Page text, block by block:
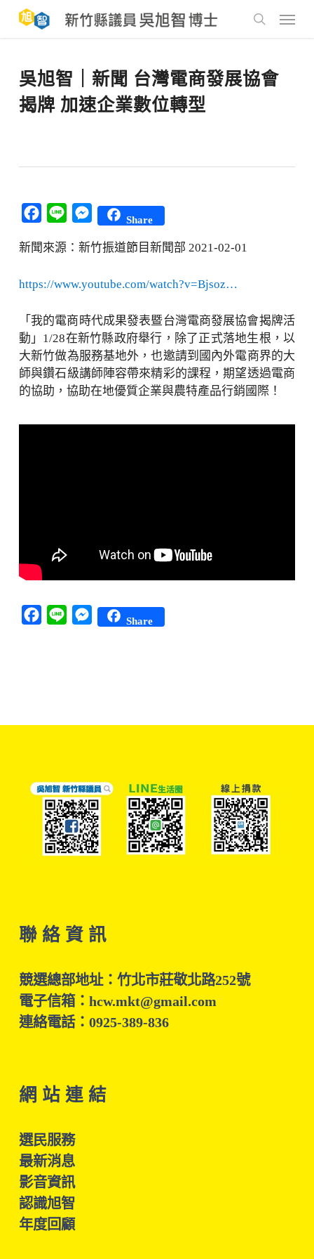
main
Menu
吳旭智｜新聞 台灣電商發展協會
揭牌 加速企業數位轉型
Facebook
Line Messenger
Share
新聞來源：新竹振道節目新聞部 2021-02-01
https://www.youtube.com/watch?v=Bjsoz…
「我的電商時代成果發表暨台灣電商發展協會揭牌活
動」1/28在新竹縣政府舉行，除了正式落地生根，以
大新竹做為服務基地外，也邀請到國內外電商界的大
師與鑽石級講師陣容帶來精彩的課程，期望透過電商
的協助，協助在地優質企業與農特產品行銷國際！
Facebook
Line Messenger
Share
聯 絡 資 訊
競選總部地址：竹北市莊敬北路252號
電子信箱：hcw.mkt@gmail.com
連絡電話：0925-389-836
網 站 連 結
選民服務
最新消息
影音資訊
認識旭智
年度回顧